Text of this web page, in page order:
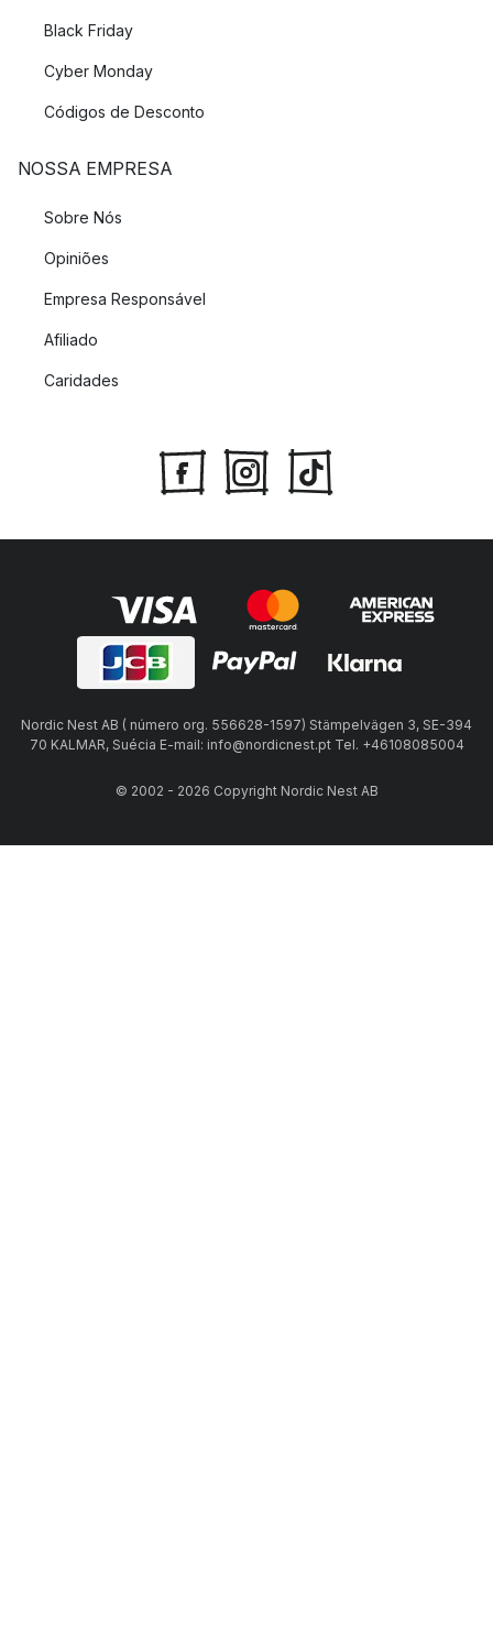
Black Friday
Cyber Monday
Códigos de Desconto
NOSSA EMPRESA
Sobre Nós
Opiniões
Empresa Responsável
Afiliado
Caridades
Nordic Nest AB ( número org. 556628-1597) Stämpelvägen 3, SE-394
70 KALMAR, Suécia E-mail: info@nordicnest.pt Tel. +46108085004
© 2002 - 2026 Copyright Nordic Nest AB